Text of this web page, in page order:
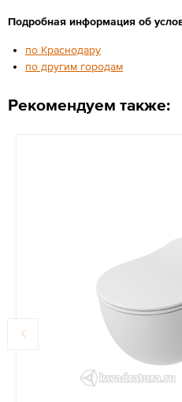
Подробная информация об
по Краснодару
по другим городам
Рекомендуем также: